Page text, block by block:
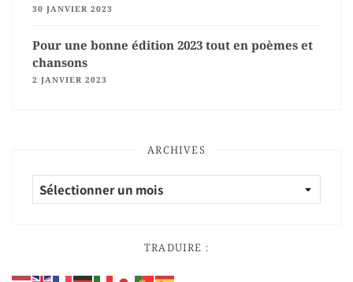
30 JANVIER 2023
Pour une bonne édition 2023 tout en poèmes et
chansons
2 JANVIER 2023
ARCHIVES
TRADUIRE :